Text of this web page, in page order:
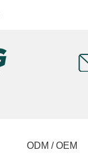
ODM / OEM